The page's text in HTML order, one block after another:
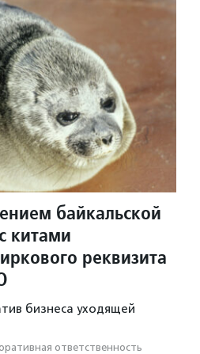
байкальской
китами
реквизита
бизнеса уходящей
ответственность